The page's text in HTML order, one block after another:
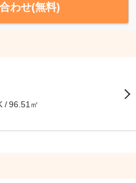
わせ(無料)
96.51㎡